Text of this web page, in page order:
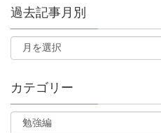
過去記事月別
カテゴリー